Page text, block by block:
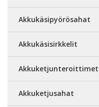
Akkukäsipyörösahat
Akkukäsisirkkelit
Akkuketjunteroittimet
Akkuketjusahat